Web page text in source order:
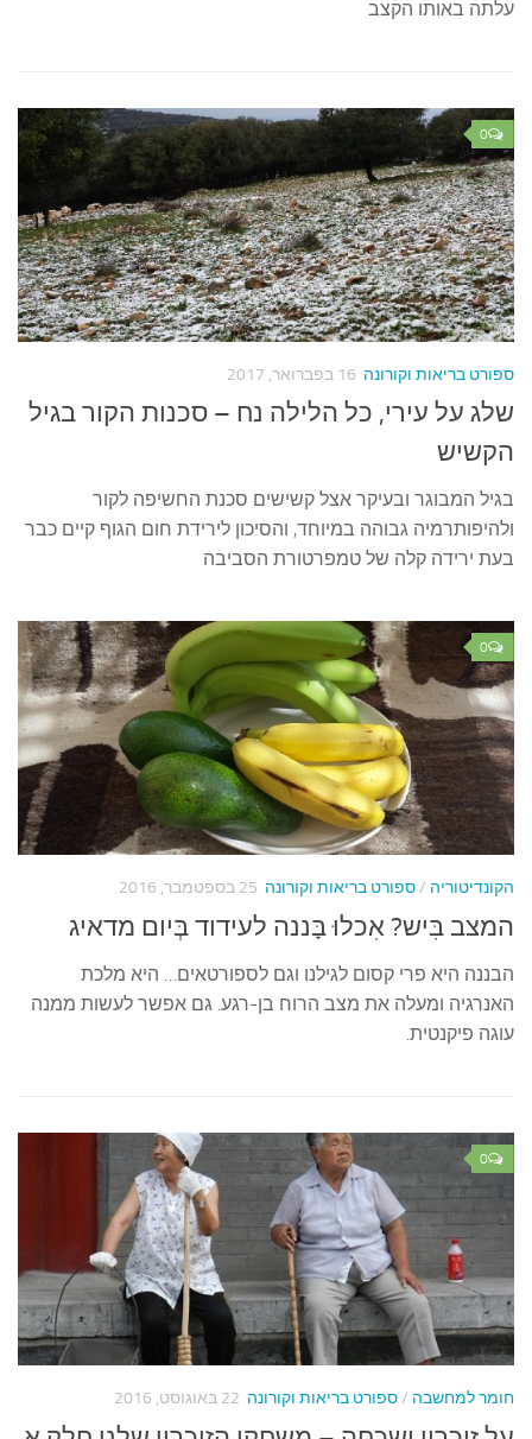
עלתה באותו הקצב
0
ספורט בריאות וקורונה 16 בפברואר, 2017
שלג על עירי, כל הלילה נח – סכנות הקור בגיל
הקשיש
בגיל המבוגר ובעיקר אצל קשישים סכנת החשיפה לקור
ולהיפותרמיה גבוהה במיוחד, והסיכון לירידת חום הגוף קיים כבר
בעת ירידה קלה של טמפרטורת הסביבה
0
הקונדיטוריה /ספורט בריאות וקורונה 25 בספטמבר, 2016
המצב בִּיש? אִכלוּ בָּננה לעידוד בְּיום מדאיג
הבננה היא פרי קסום לגילנו וגם לספורטאים… היא מלכת
האנרגיה ומעלה את מצב הרוח בן-רגע. גם אפשר לעשות ממנה
עוגה פיקנטית.
0
חומר למחשבה /ספורט בריאות וקורונה 22 באוגוסט, 2016